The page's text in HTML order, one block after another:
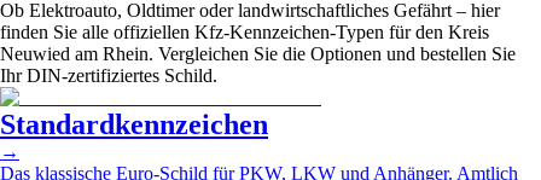
Ob Elektroauto, Oldtimer oder landwirtschaftliches Gefährt – hier
finden Sie alle offiziellen Kfz-Kennzeichen-Typen für den Kreis
Neuwied am Rhein. Vergleichen Sie die Optionen und bestellen Sie
Ihr DIN-zertifiziertes Schild.
Standardkennzeichen
→
Das klassische Euro-Schild für PKW, LKW und Anhänger. Amtlich